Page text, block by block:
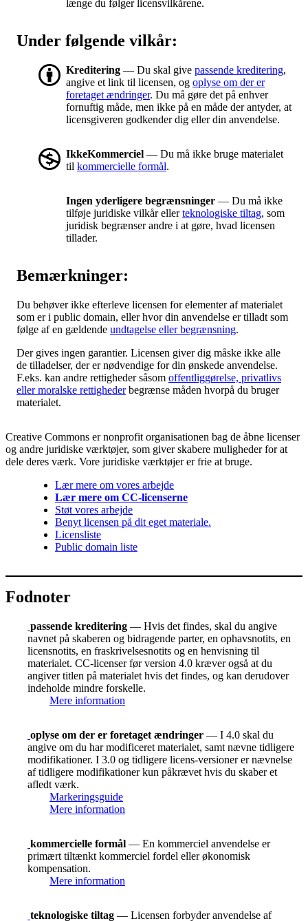
længe du følger licensvilkårene.
Under følgende vilkår:
Kreditering — Du skal give passende kreditering,
angive et link til licensen, og oplyse om der er
foretaget ændringer. Du må gøre det på enhver
fornuftig måde, men ikke på en måde der antyder, at
licensgiveren godkender dig eller din anvendelse.
IkkeKommerciel — Du må ikke bruge materialet
til kommercielle formål.
Ingen yderligere begrænsninger — Du må ikke
tilføje juridiske vilkår ellerteknologiske tiltag, som
juridisk begrænser andre i at gøre, hvad licensen
tillader.
Bemærkninger:
Du behøver ikke efterleve licensen for elementer af materialet
som er i public domain, eller hvor din anvendelse er tilladt som
følge af en gældende undtagelse eller begrænsning.
Der gives ingen garantier. Licensen giver dig måske ikke alle
de tilladelser, der er nødvendige for din ønskede anvendelse.
F.eks. kan andre rettigheder såsom offentliggørelse, privatlivs
eller moralske rettighederbegrænse måden hvorpå du bruger
materialet.
Creative Commons er nonprofit organisationen bag de åbne licenser
og andre juridiske værktøjer, som giver skabere muligheder for at
dele deres værk. Vore juridiske værktøjer er frie at bruge.
Lær mere om vores arbejde
Lær mere om CC-licenserne
Støt vores arbejde
Benyt licensen på dit eget materiale.
Licensliste
Public domain liste
Fodnoter
passende kreditering — Hvis det findes, skal du angive
navnet på skaberen og bidragende parter, en ophavsnotits, en
licensnotits, en fraskrivelsesnotits og en henvisning til
materialet. CC-licenser før version 4.0 kræver også at du
angiver titlen på materialet hvis det findes, og kan derudover
indeholde mindre forskelle.
Mere information
oplyse om der er foretaget ændringer — I 4.0 skal du
angive om du har modificeret materialet, samt nævne tidligere
modifikationer. I 3.0 og tidligere licens-versioner er nævnelse
af tidligere modifikationer kun påkrævet hvis du skaber et
afledt værk.
Markeringsguide
Mere information
kommercielle formål — En kommerciel anvendelse er
primært tiltænkt kommerciel fordel eller økonomisk
kompensation.
Mere information
teknologiske tiltag — Licensen forbyder anvendelse af